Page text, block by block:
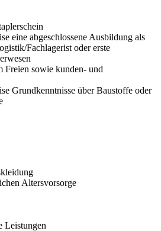
eine abgeschlossene Ausbildung als
Fachlagerist oder erste
Freien sowie kunden- und
Grundkenntnisse über Baustoffe oder
Altersvorsorge
Leistungen